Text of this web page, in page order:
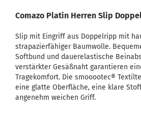
Comazo Platin Herren Slip
Slip mit Eingriff aus Doppelripp mit
strapazierfähiger Baumwolle.
Softbund und dauerelastische
verstärkter Gesäßnaht garantieren
Tragekomfort. Die smooootec®
eine glatte Oberfläche, eine klare
angenehm weichen Griff.